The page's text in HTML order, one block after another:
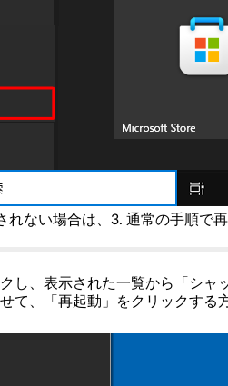
ない場合は、3. 通常の手順で
し、表示された一覧から「シャ
て、「再起動」をクリックする